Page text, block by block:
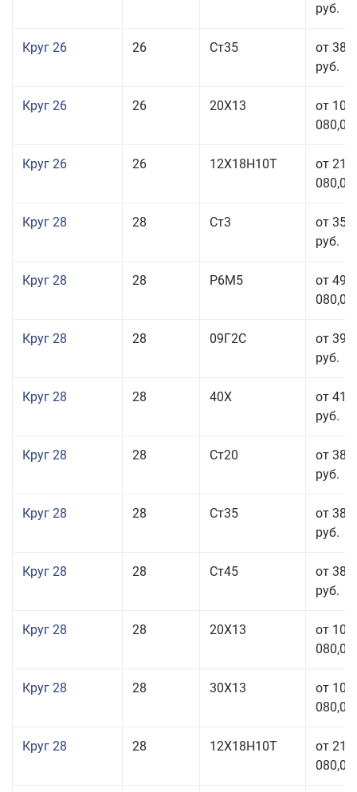
руб.
Круг 26 26 Ст35
от 38
руб.
Круг 26 26 20Х13
от 103
080,00
Круг 26 26 12Х18Н10Т
от 210
080,00
Круг 28 28 Ст3
от 35
руб.
Круг 28 28 Р6М5
от 499
080,00
Круг 28 28 09Г2С
от 39
руб.
Круг 28 28 40Х
от 41
руб.
Круг 28 28 Ст20
от 38
руб.
Круг 28 28 Ст35
от 38
руб.
Круг 28 28 Ст45
от 38
руб.
Круг 28 28 20Х13
от 103
080,00
Круг 28 28 30Х13
от 103
080,00
Круг 28 28 12Х18Н10Т
от 210
080,00